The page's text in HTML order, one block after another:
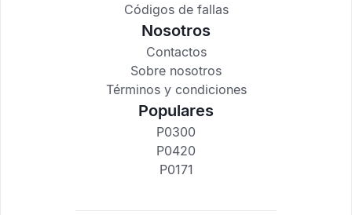
Códigos de fallas
Nosotros
Contactos
Sobre nosotros
Términos y condiciones
Populares
P0300
P0420
P0171